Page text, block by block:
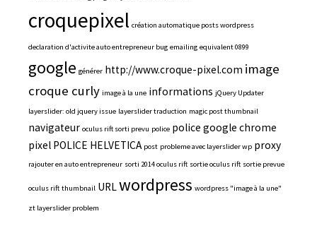
croquepixel création automatique posts wordpress
declaration d'activite auto entrepreneur bug emailing equivalent 0899
google générer http://www.croque-pixel.com image
croque curly image à la une informations jQuery Updater
layerslider: old jquery issue layerslider traduction magic post thumbnail
navigateur oculus rift sorti prevu police police google chrome
pixel POLICE HELVETICA post probleme avec layerslider wp proxy
rajouter en auto entrepreneur sorti 2014 oculus rift sortie oculus rift sortie prevue
oculus rift thumbnail URLwordpress wordpress "image à la une"
zt layerslider problem